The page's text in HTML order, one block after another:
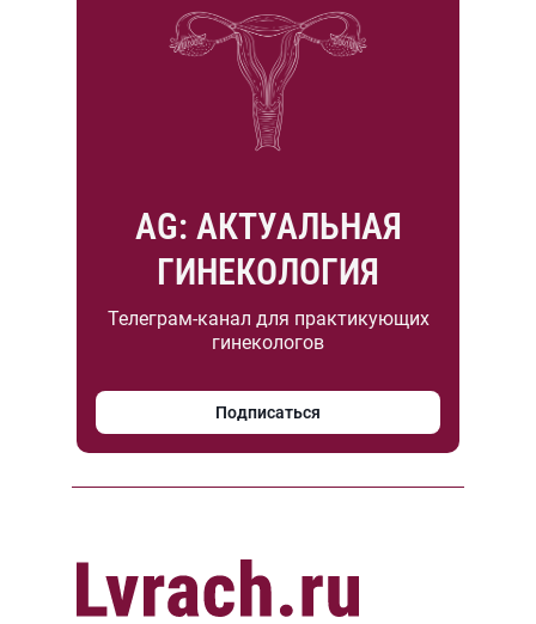
AG: АКТУАЛЬНАЯ
ГИНЕКОЛОГИЯ
Телеграм-канал для практикующих
гинекологов
Подписаться